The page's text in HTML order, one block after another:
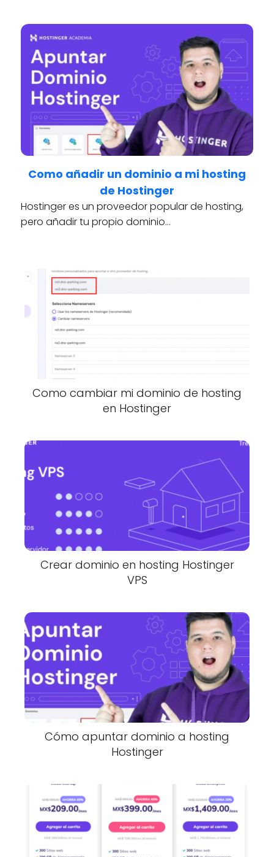
Como añadir un dominio a mi hosting
de Hostinger
Hostinger es un proveedor popular de hosting,
pero añadir tu propio dominio…
Como cambiar mi dominio de hosting
en Hostinger
Crear dominio en hosting Hostinger
VPS
Cómo apuntar dominio a hosting
Hostinger